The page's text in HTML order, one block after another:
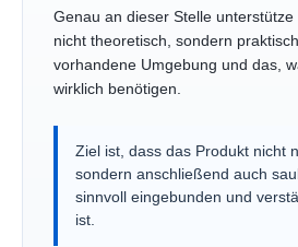
Genau an dieser Stelle unterstütze
nicht theoretisch, sondern
vorhandene Umgebung und das,
wirklich benötigen.
Ziel ist, dass das Produkt nicht
sondern anschließend auch
sinnvoll eingebunden und
ist.